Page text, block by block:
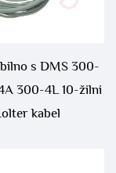
s DMS 300-
300-4L 10-žilni
kabel